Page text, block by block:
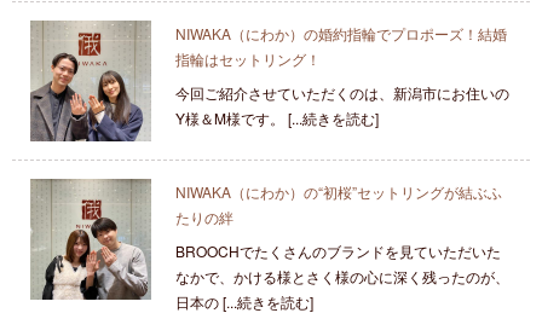
NIWAKA（にわか）の婚約指輪でプロポーズ！結婚
指輪はセットリング！
今回ご紹介させていただくのは、新潟市にお住いの
Y様＆M様です。 [...続きを読む]
NIWAKA（にわか）の“初桜”セットリングが結ぶふ
たりの絆
BROOCHでたくさんのブランドを見ていただいた
なかで、かける様とさく様の心に深く残ったのが、
日本の [...続きを読む]